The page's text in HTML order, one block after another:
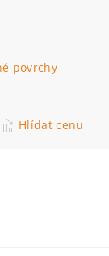
povrchy
Hlídat cenu